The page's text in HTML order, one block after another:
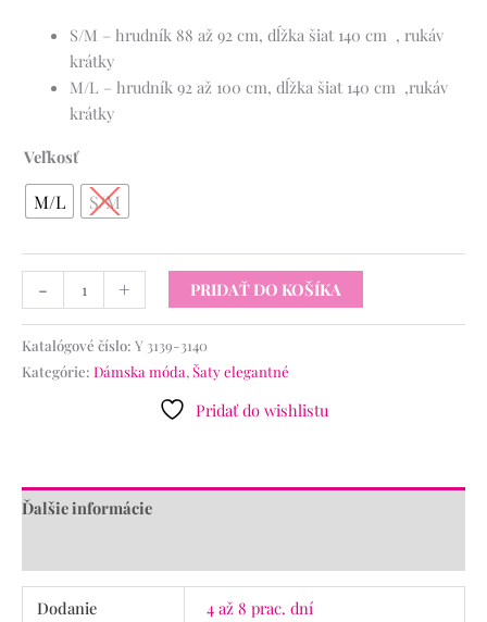
S/M – hrudník 88 až 92 cm, dĺžka šiat 140 cm , rukáv
krátky
M/L – hrudník 92 až 100 cm, dĺžka šiat 140 cm ,rukáv
krátky
Veľkosť
M/L S/M
- + PRIDAŤ DO KOŠÍKA
Katalógové číslo: Y 3139-3140
Kategórie: Dámska móda,Šaty elegantné
Pridať do wishlistu
Ďalšie informácie
Dodanie 4 až 8 prac. dní